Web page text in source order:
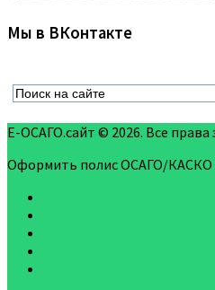
Мы в ВКонтакте
Е-ОСАГО.сайт © 2026. Все
Оформить полис ОСАГО/КАСКО